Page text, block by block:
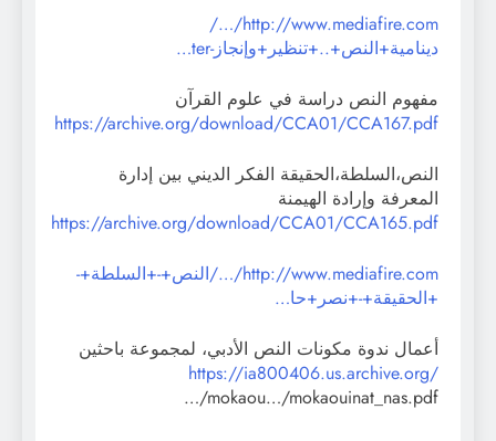
http://www.mediafire.com/…/
دينامية+النص+..+تنظير+وإنجاز-ter…
مفهوم النص دراسة في علوم القرآن
https://archive.org/download/CCA01/CCA167.pdf
النص،السلطة،الحقيقة الفكر الديني بين إدارة
المعرفة وإرادة الهيمنة
https://archive.org/download/CCA01/CCA165.pdf
http://www.mediafire.com/…/النص+-+السلطة+-
+الحقيقة+-+نصر+حا…
أعمال ندوة مكونات النص الأدبي، لمجموعة باحثين
https://ia800406.us.archive.org/
…/mokaou…/mokaouinat_nas.pdf